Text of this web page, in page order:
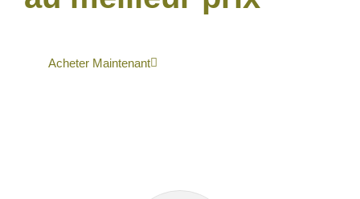
Acheter Maintenant